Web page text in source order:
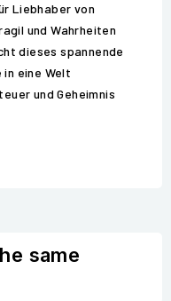
Liebhaber von
und Wahrheiten
dieses spannende
eine Welt
und Geheimnis
same